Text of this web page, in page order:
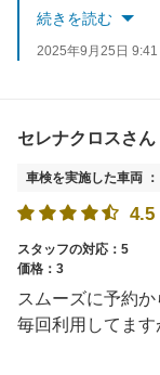
次回も満足いただ
続きを読む
2025年9月25日 9:41
セレナクロスさん
車検を実施した車両
4.5
スタッフの対応：5
価格：3
スムーズに予約か
毎回利用してま